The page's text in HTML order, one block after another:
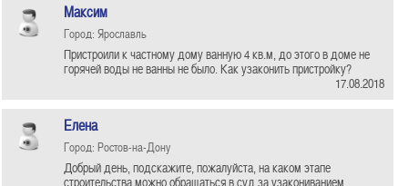
Максим
Город: Ярославль
Пристроили к частному дому ванную 4 кв.м, до этого в доме не
горячей воды не ванны не было. Как узаконить пристройку?
17.08.2018
Елена
Город: Ростов-на-Дону
Добрый день, подскажите, пожалуйста, на каком этапе
строительства можно обращаться в суд за узакониванием